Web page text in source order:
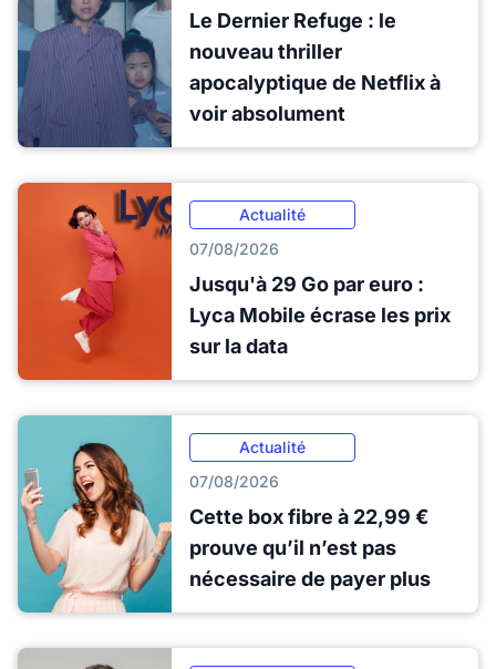
Le Dernier Refuge : le
nouveau thriller
apocalyptique de Netflix à
voir absolument
Actualité
07/08/2026
Jusqu'à 29 Go par euro :
Lyca Mobile écrase les prix
sur la data
Actualité
07/08/2026
Cette box fibre à 22,99 €
prouve qu’il n’est pas
nécessaire de payer plus